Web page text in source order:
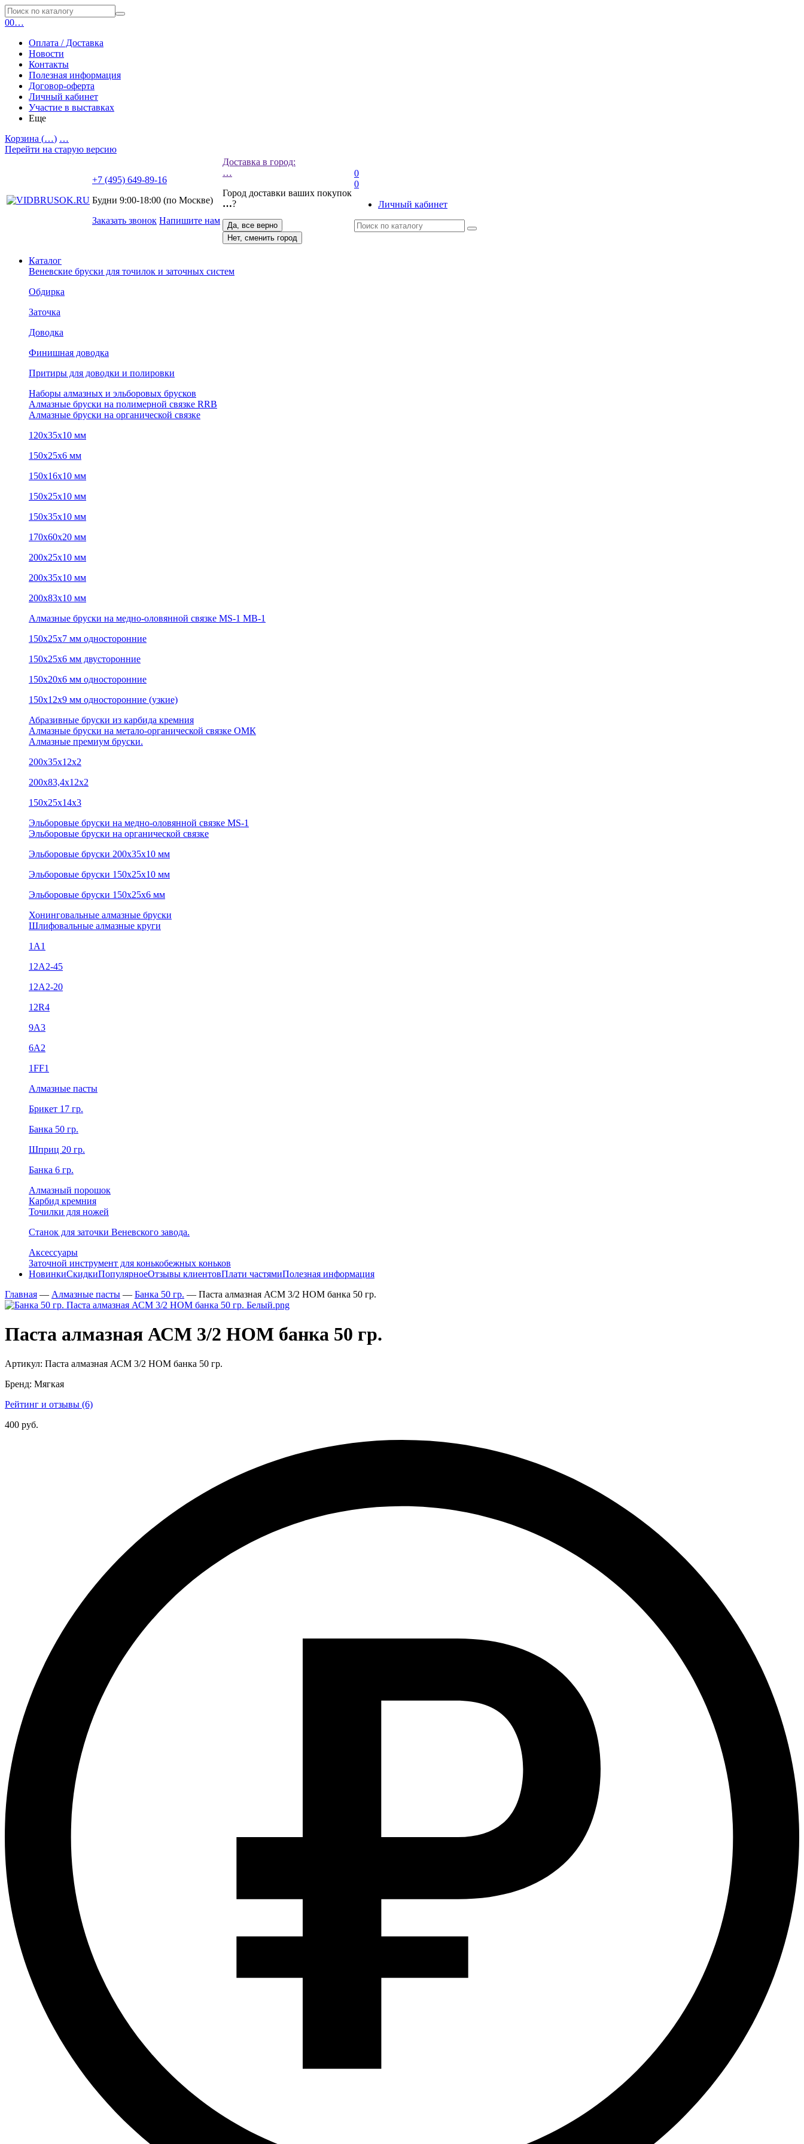
00…
Оплата / Доставка
Новости
Контакты
Полезная информация
Договор-оферта
Личный кабинет
Участие в выставках
Еще
Корзина (…) …
Перейти на старую версию
+7 (495) 649-89-16
Будни 9:00-18:00 (по Москве)
Заказать звонок Напишите нам
Доставка в город:
…
Город доставки ваших покупок
…?
Да, все верно
Нет, сменить город
0
0
Личный кабинет
Каталог
Веневские бруски для точилок и заточных систем
Обдирка
Заточка
Доводка
Финишная доводка
Притиры для доводки и полировки
Наборы алмазных и эльборовых брусков
Алмазные бруски на полимерной связке RRB
Алмазные бруски на органической связке
120х35х10 мм
150х25х6 мм
150х16х10 мм
150х25х10 мм
150х35х10 мм
170х60х20 мм
200х25х10 мм
200х35х10 мм
200х83х10 мм
Алмазные бруски на медно-оловянной связке MS-1 MB-1
150х25х7 мм односторонние
150х25х6 мм двусторонние
150х20х6 мм односторонние
150х12х9 мм односторонние (узкие)
Абразивные бруски из карбида кремния
Алмазные бруски на метало-органической связке ОМК
Алмазные премиум бруски.
200х35х12х2
200х83,4х12х2
150х25х14х3
Эльборовые бруски на медно-оловянной связке MS-1
Эльборовые бруски на органической связке
Эльборовые бруски 200х35х10 мм
Эльборовые бруски 150х25х10 мм
Эльборовые бруски 150х25х6 мм
Хонинговальные алмазные бруски
Шлифовальные алмазные круги
1А1
12A2-45
12А2-20
12R4
9А3
6А2
1FF1
Алмазные пасты
Брикет 17 гр.
Банка 50 гр.
Шприц 20 гр.
Банка 6 гр.
Алмазный порошок
Карбид кремния
Точилки для ножей
Станок для заточки Веневского завода.
Аксессуары
Заточной инструмент для конькобежных коньков
НовинкиСкидкиПопулярноеОтзывы клиентовПлати частямиПолезная информация
Главная — Алмазные пасты — Банка 50 гр. — Паста алмазная АСМ 3/2 НОМ банка 50 гр.
Паста алмазная АСМ 3/2 НОМ банка 50 гр.
Артикул: Паста алмазная АСМ 3/2 НОМ банка 50 гр.
Бренд: Мягкая
Рейтинг и отзывы (6)
400 руб.